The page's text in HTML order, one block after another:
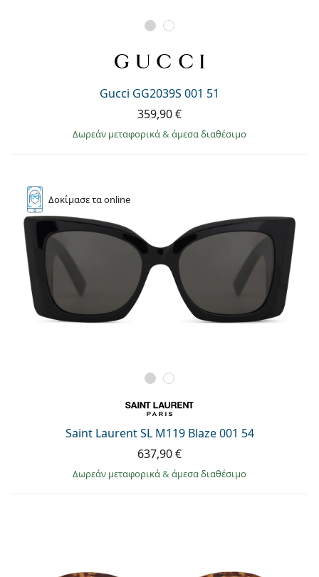
Gucci GG2039S 001 51
359,90 €
Δωρεάν μεταφορικά& άμεσα διαθέσιμο
Δοκίμασετα online
Saint Laurent SL M119 Blaze 001 54
637,90 €
Δωρεάν μεταφορικά& άμεσα διαθέσιμο